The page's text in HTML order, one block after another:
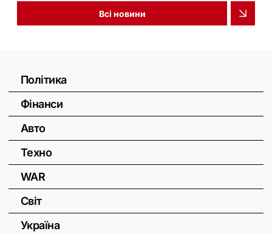
Всі новини
Політика
Фінанси
Авто
Техно
WAR
Світ
Україна